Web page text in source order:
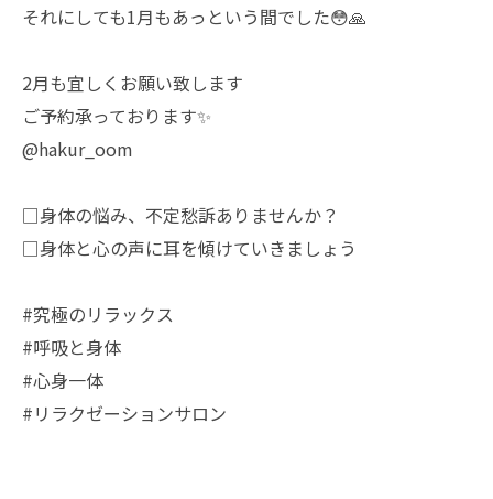
それにしても1月もあっという間でした😳🙏
2月も宜しくお願い致します
ご予約承っております✨
@hakur_oom
□身体の悩み、不定愁訴ありませんか？
□身体と心の声に耳を傾けていきましょう
#究極のリラックス
#呼吸と身体
#心身一体
#リラクゼーションサロン